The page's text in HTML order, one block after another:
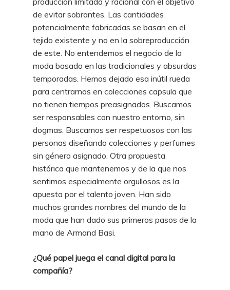
de evitar sobrantes. Las cantidades
potencialmente fabricadas se basan en el
tejido existente y no en la sobreproducción
de este. No entendemos el negocio de la
moda basado en las tradicionales y absurdas
temporadas. Hemos dejado esa inútil rueda
para centrarnos en colecciones capsula que
no tienen tiempos preasignados. Buscamos
ser responsables con nuestro entorno, sin
dogmas. Buscamos ser respetuosos con las
personas diseñando colecciones y perfumes
sin género asignado. Otra propuesta
histórica que mantenemos y de la que nos
sentimos especialmente orgullosos es la
apuesta por el talento joven. Han sido
muchos grandes nombres del mundo de la
moda que han dado sus primeros pasos de la
mano de Armand Basi.
¿Qué papel juega el canal digital para la
compañía?